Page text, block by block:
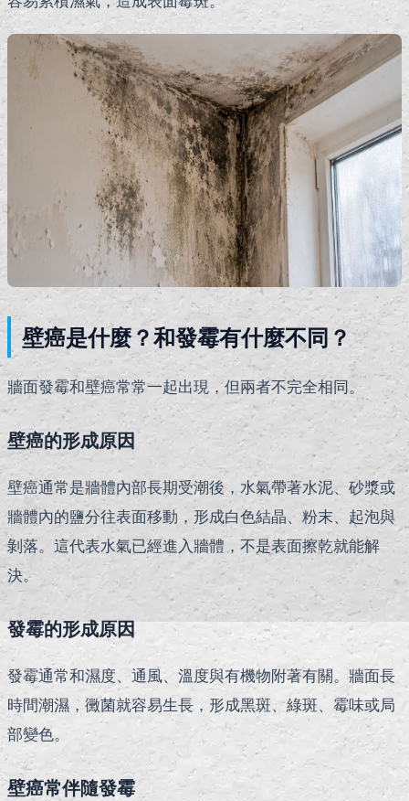
壁癌是什麼？和發霉有什麼不同？
牆面發霉和壁癌常常一起出現，但兩者不完全相同。
壁癌的形成原因
壁癌通常是牆體內部長期受潮後，水氣帶著水泥、砂漿或
牆體內的鹽分往表面移動，形成白色結晶、粉末、起泡與
剝落。這代表水氣已經進入牆體，不是表面擦乾就能解
決。
發霉的形成原因
發霉通常和濕度、通風、溫度與有機物附著有關。牆面長
時間潮濕，黴菌就容易生長，形成黑斑、綠斑、霉味或局
部變色。
壁癌常伴隨發霉